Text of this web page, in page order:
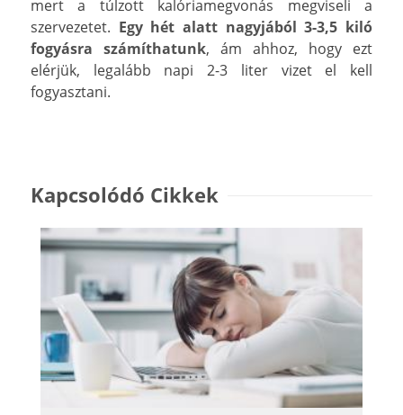
mert a túlzott kalóriamegvonás megviseli a
szervezetet. Egy hét alatt nagyjából 3-3,5 kiló
fogyásra számíthatunk, ám ahhoz, hogy ezt
elérjük, legalább napi 2-3 liter vizet el kell
fogyasztani.
Kapcsolódó Cikkek